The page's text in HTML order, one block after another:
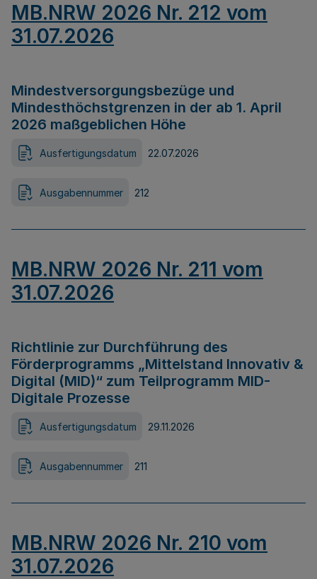
MB.NRW 2026 Nr. 212 vom
31.07.2026
Mindestversorgungsbezüge und
Mindesthöchstgrenzen in der ab 1. April
2026 maßgeblichen Höhe
Ausfertigungsdatum 22.07.2026
Ausgabennummer 212
MB.NRW 2026 Nr. 211 vom
31.07.2026
Richtlinie zur Durchführung des
Förderprogramms „Mittelstand Innovativ &
Digital (MID)“ zum Teilprogramm MID-
Digitale Prozesse
Ausfertigungsdatum 29.11.2026
Ausgabennummer 211
MB.NRW 2026 Nr. 210 vom
31.07.2026